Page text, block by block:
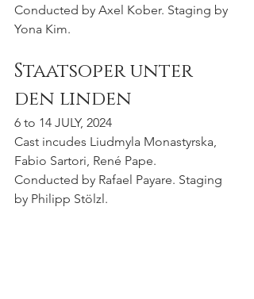
Conducted by Axel Kober. Staging by
Yona Kim.
Staatsoper unter
den linden
6 to 14 JULY, 2024
Cast incudes Liudmyla Monastyrska,
Fabio Sartori, René Pape.
Conducted by Rafael Payare. Staging
by Philipp Stölzl.